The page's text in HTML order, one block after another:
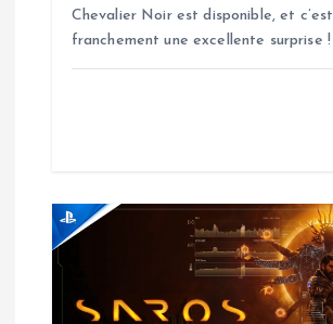
r
t
Chevalier Noir est disponible, et c’est
franchement une excellente surprise !